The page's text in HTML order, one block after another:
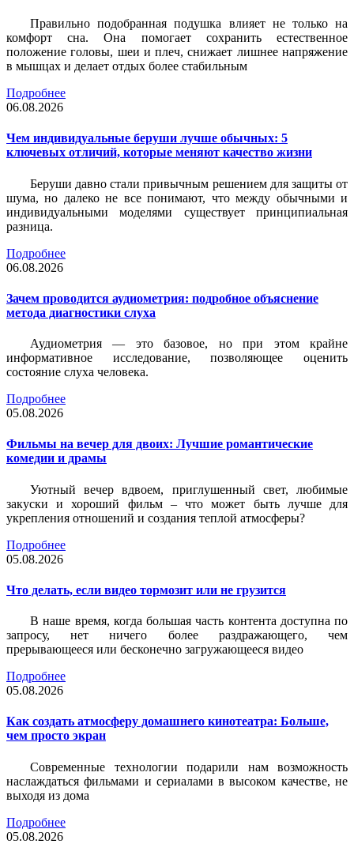
Правильно подобранная подушка влияет не только на
комфорт сна. Она помогает сохранить естественное
положение головы, шеи и плеч, снижает лишнее напряжение
в мышцах и делает отдых более стабильным
Подробнее
06.08.2026
Чем индивидуальные беруши лучше обычных: 5
ключевых отличий, которые меняют качество жизни
Беруши давно стали привычным решением для защиты от
шума, но далеко не все понимают, что между обычными и
индивидуальными моделями существует принципиальная
разница.
Подробнее
06.08.2026
Зачем проводится аудиометрия: подробное объяснение
метода диагностики слуха
Аудиометрия — это базовое, но при этом крайне
информативное исследование, позволяющее оценить
состояние слуха человека.
Подробнее
05.08.2026
Фильмы на вечер для двоих: Лучшие романтические
комедии и драмы
Уютный вечер вдвоем, приглушенный свет, любимые
закуски и хороший фильм – что может быть лучше для
укрепления отношений и создания теплой атмосферы?
Подробнее
05.08.2026
Что делать, если видео тормозит или не грузится
В наше время, когда большая часть контента доступна по
запросу, нет ничего более раздражающего, чем
прерывающееся или бесконечно загружающееся видео
Подробнее
05.08.2026
Как создать атмосферу домашнего кинотеатра: Больше,
чем просто экран
Современные технологии подарили нам возможность
наслаждаться фильмами и сериалами в высоком качестве, не
выходя из дома
Подробнее
05.08.2026